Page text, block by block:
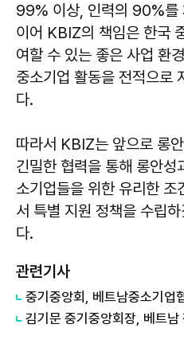
99% 이상, 인력의 90%를
이어 KBIZ의 책임은 한국
여할 수 있는 좋은 사업 환
중소기업 활동을 전적으로
다.
따라서 KBIZ는 앞으로 롱
긴밀한 협력을 통해 롱안
소기업들을 위한 유리한 조
서 특별 지원 정책을 수립
다.
관련기사